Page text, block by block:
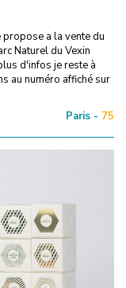
a la vente du
Naturel du Vexin
d'infos je reste à
au numéro affiché sur
Paris - 75